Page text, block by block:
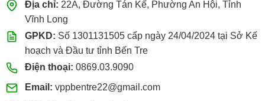
Địa chỉ: 22A, Đường Tán Kế, Phường An Hội, Tỉnh
Vĩnh Long
GPKD: Số 1301131505 cấp ngày 24/04/2024 tại Sở Kế
hoạch và Đầu tư tỉnh Bến Tre
Điện thoại: 0869.03.9090
Email: vppbentre22@gmail.com